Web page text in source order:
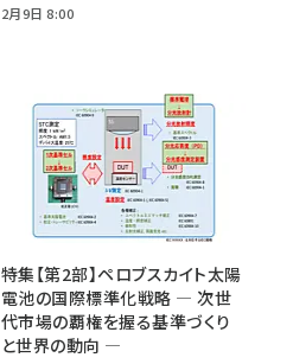
2月9日 8:00
特集【第2部】ペロブスカイト太陽
電池の国際標準化戦略 ― 次世
代市場の覇権を握る基準づくり
と世界の動向 ―